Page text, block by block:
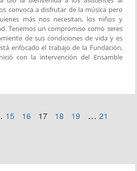
convoca a disfrutar de la música pero
más nos necesitan, los niños y
Tenemos un compromiso como seres
de sus condiciones de vida y es
enfocado el trabajo de la Fundación,
con la intervención del Ensamble
15 16 17 18 19 … 21